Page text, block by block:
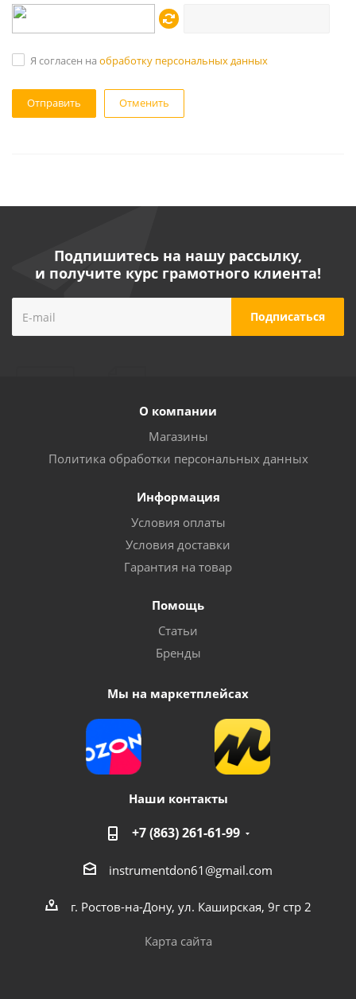
Я согласен на обработку персональных данных
Отменить
Подпишитесь на нашу рассылку,
и получите курс грамотного клиента!
О компании
Магазины
Политика обработки персональных данных
Информация
Условия оплаты
Условия доставки
Гарантия на товар
Помощь
Статьи
Бренды
Мы на маркетплейсах
Наши контакты
+7 (863) 261-61-99
instrumentdon61@gmail.com
г. Ростов-на-Дону, ул. Каширская, 9г стр 2
Карта сайта